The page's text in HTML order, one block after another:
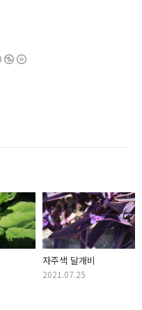
자주색 달개비
2021.07.25